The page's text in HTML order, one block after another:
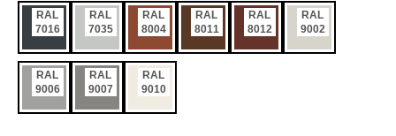
RAL
7016
RAL
7035
RAL
8004
RAL
8011
RAL
8012
RAL
9002
RAL
9006
RAL
9007
RAL
9010